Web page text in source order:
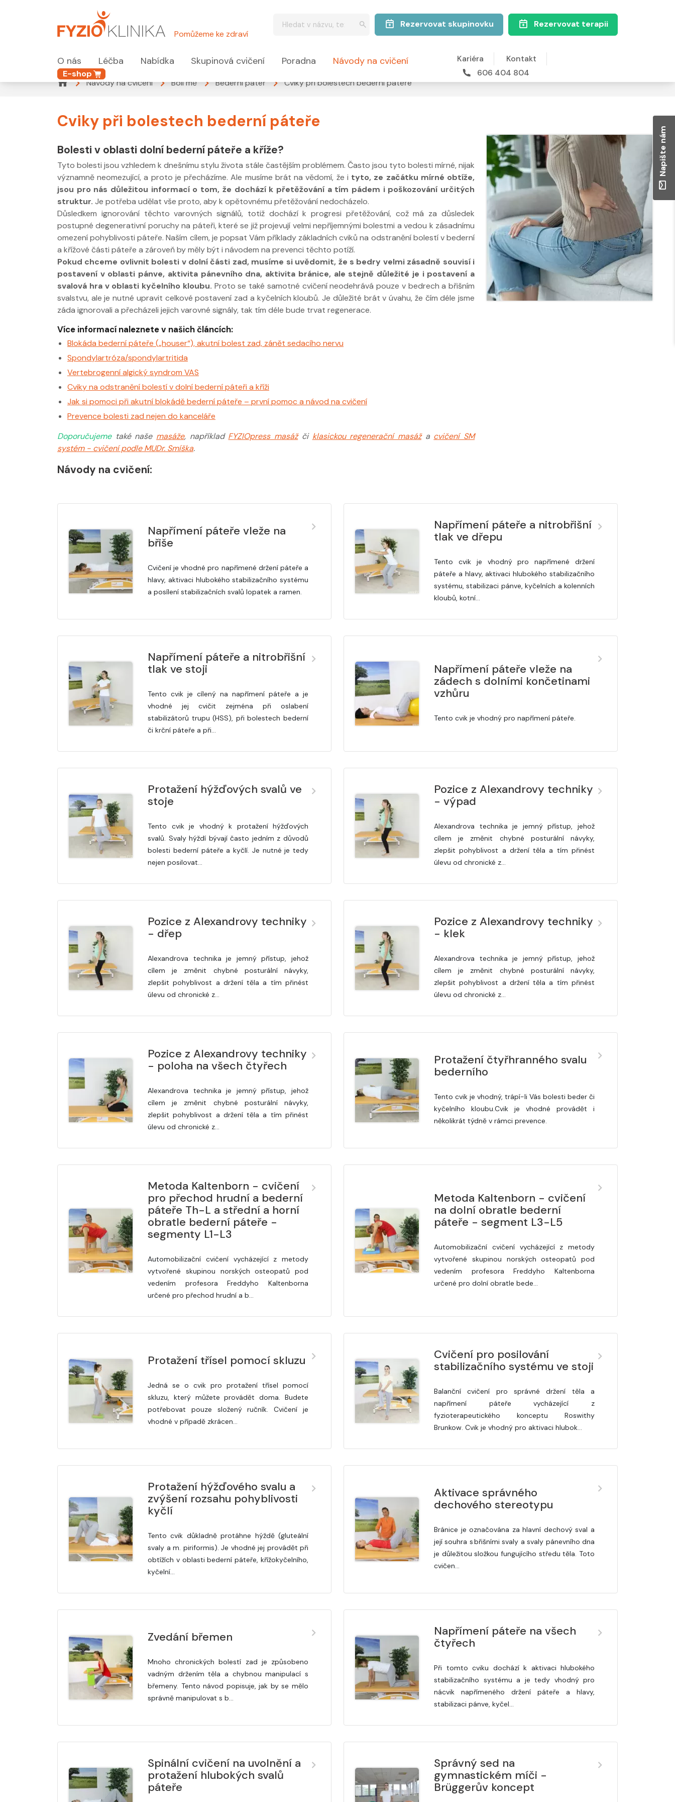
Pomůžeme ke zdraví
Rezervovat skupinovku Rezervovat terapii
O nás Léčba Nabídka Skupinová cvičení Poradna Návody na cvičení
E-shop
Kariéra
Kontakt
606 404 804
Návody na cvičení
Bolí mě Bederní páteř Cviky při bolestech bederní páteře
Cviky při bolestech bederní páteře
Bolesti v oblasti dolní bederní páteře a kříže?
Tyto bolesti jsou vzhledem k dnešnímu stylu života stále častějším problémem. Často jsou tyto bolesti mírné, nijak
významně neomezující, a proto je přecházíme. Ale musíme brát na vědomí, že i tyto, ze začátku mírné obtíže,
jsou pro nás důležitou informací o tom, že dochází k přetěžování a tím pádem i poškozování určitých
struktur. Je potřeba udělat vše proto, aby k opětovnému přetěžování nedocházelo.
Důsledkem ignorování těchto varovných signálů, totiž dochází k progresi přetěžování, což má za důsledek
postupné degenerativní poruchy na páteři, které se již projevují velmi nepříjemnými bolestmi a vedou k zásadnímu
omezení pohyblivosti páteře. Naším cílem, je popsat Vám příklady základních cviků na odstranění bolestí v bederní
a křížové části páteře a zároveň by měly být i návodem na prevenci těchto potíží.
Pokud chceme ovlivnit bolesti v dolní části zad, musíme si uvědomit, že s bedry velmi zásadně souvisí i
postavení v oblasti pánve, aktivita pánevního dna, aktivita bránice, ale stejně důležité je i postavení a
svalová hra v oblasti kyčelního kloubu. Proto se také samotné cvičení neodehrává pouze v bedrech a břišním
svalstvu, ale je nutné upravit celkové postavení zad a kyčelních kloubů. Je důležité brát v úvahu, že čím déle jsme
záda ignorovali a přecházeli jejich varovné signály, tak tím déle bude trvat regenerace.
Více informací naleznete v našich článcích:
Blokáda bederní páteře („houser“), akutní bolest zad, zánět sedacího nervu
Spondylartróza/spondylartritida
Vertebrogenní algický syndrom VAS
Cviky na odstranění bolestí v dolní bederní páteři a kříži
Jak si pomoci při akutní blokádě bederní páteře – první pomoc a návod na cvičení
Prevence bolesti zad nejen do kanceláře
Doporučujeme také naše masáže, například FYZIOpress masážči klasickou regenerační masáža cvičení SM
systém - cvičení podle MUDr. Smíška.
Návody na cvičení:
Napřímení páteře vleže na
břiše
Cvičení je vhodné pro napřímené držení páteře a
hlavy, aktivaci hlubokého stabilizačního systému
a posílení stabilizačních svalů lopatek a ramen.
Napřímení páteře a nitrobřišní
tlak ve dřepu
Tento cvik je vhodný pro napřímené držení
páteře a hlavy, aktivaci hlubokého stabilizačního
systému, stabilizaci pánve, kyčelních a kolenních
kloubů, kotní…
Napřímení páteře a nitrobřišní
tlak ve stoji
Tento cvik je cílený na napřímení páteře a je
vhodné jej cvičit zejména při oslabení
stabilizátorů trupu (HSS), při bolestech bederní
či krční páteře a při…
Napřímení páteře vleže na
zádech s dolními končetinami
vzhůru
Tento cvik je vhodný pro napřímení páteře.
Protažení hýžďových svalů ve
stoje
Tento cvik je vhodný k protažení hýžďových
svalů. Svaly hýždí bývají často jedním z důvodů
bolesti bederní páteře a kyčlí. Je nutné je tedy
nejen posilovat…
Pozice z Alexandrovy techniky
- výpad
Alexandrova technika je jemný přístup, jehož
cílem je změnit chybné posturální návyky,
zlepšit pohyblivost a držení těla a tím přinést
úlevu od chronické z…
Pozice z Alexandrovy techniky
- dřep
Alexandrova technika je jemný přístup, jehož
cílem je změnit chybné posturální návyky,
zlepšit pohyblivost a držení těla a tím přinést
úlevu od chronické z…
Pozice z Alexandrovy techniky
- klek
Alexandrova technika je jemný přístup, jehož
cílem je změnit chybné posturální návyky,
zlepšit pohyblivost a držení těla a tím přinést
úlevu od chronické z…
Pozice z Alexandrovy techniky
- poloha na všech čtyřech
Alexandrova technika je jemný přístup, jehož
cílem je změnit chybné posturální návyky,
zlepšit pohyblivost a držení těla a tím přinést
úlevu od chronické z…
Protažení čtyřhranného svalu
bederního
Tento cvik je vhodný, trápí-li Vás bolesti beder či
kyčelního kloubu.Cvik je vhodné provádět i
několikrát týdně v rámci prevence.
Metoda Kaltenborn - cvičení
pro přechod hrudní a bederní
páteře Th-L a střední a horní
obratle bederní páteře -
segmenty L1-L3
Automobilizační cvičení vycházející z metody
vytvořené skupinou norských osteopatů pod
vedením profesora Freddyho Kaltenborna
určené pro přechod hrudní a b…
Metoda Kaltenborn - cvičení
na dolní obratle bederní
páteře - segment L3-L5
Automobilizační cvičení vycházející z metody
vytvořené skupinou norských osteopatů pod
vedením profesora Freddyho Kaltenborna
určené pro dolní obratle bede…
Protažení třísel pomocí skluzu
Jedná se o cvik pro protažení třísel pomocí
skluzu, který můžete provádět doma. Budete
potřebovat pouze složený ručník. Cvičení je
vhodné v případě zkrácen…
Cvičení pro posilování
stabilizačního systému ve stoji
Balanční cvičení pro správné držení těla a
napřímení páteře vycházející z
fyzioterapeutického konceptu Roswithy
Brunkow. Cvik je vhodný pro aktivaci hlubok…
Protažení hýžďového svalu a
zvýšení rozsahu pohyblivosti
kyčlí
Tento cvik důkladně protáhne hýždě (gluteální
svaly a m. piriformis). Je vhodné jej provádět při
obtížích v oblasti bederní páteře, křížokyčelního,
kyčelní…
Aktivace správného
dechového stereotypu
Bránice je označována za hlavní dechový sval a
její souhra s břišními svaly a svaly pánevního dna
je důležitou složkou fungujícího středu těla. Toto
cvičen…
Zvedání břemen
Mnoho chronických bolestí zad je způsobeno
vadným držením těla a chybnou manipulací s
břemeny. Tento návod popisuje, jak by se mělo
správně manipulovat s b…
Napřímení páteře na všech
čtyřech
Při tomto cviku dochází k aktivaci hlubokého
stabilizačního systému a je tedy vhodný pro
nácvik napřímeného držení páteře a hlavy,
stabilizaci pánve, kyčel…
Spinální cvičení na uvolnění a
protažení hlubokých svalů
páteře
Správný sed na
gymnastickém míči -
Brüggerův koncept
Napište nám